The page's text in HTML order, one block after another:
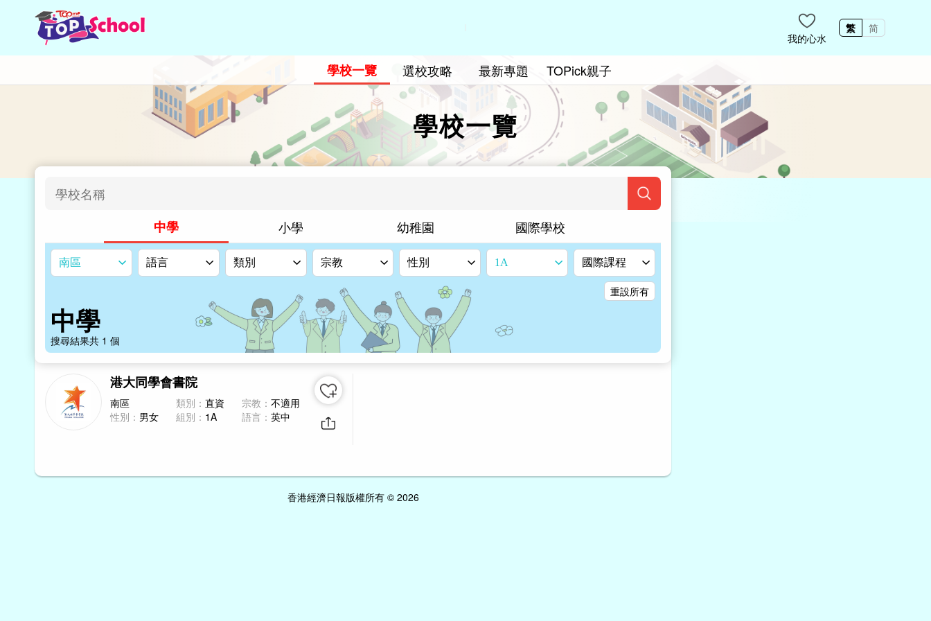
學校一覽
中學 小學 幼稚園 國際學校
南區 語言 類別 宗教 性別 1A 國際課程
重設所有
中學
搜尋結果共 1 個
港大同學會書院
南區 類別： 直資 宗教： 不適用
性別： 男女 組別： 1A 語言： 英中
香港經濟日報版權所有 © 2026
我的心水
繁 简
學校一覽 選校攻略 最新專題 TOPick親子